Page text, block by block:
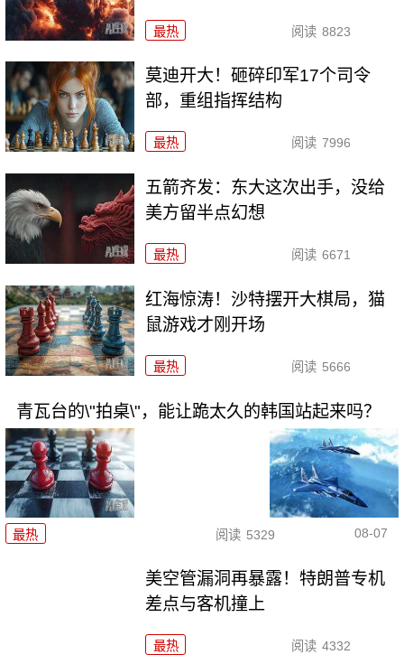
最热 阅读 8823
莫迪开大！砸碎印军17个司令
部，重组指挥结构
最热 阅读 7996
五箭齐发：东大这次出手，没给
美方留半点幻想
最热 阅读 6671
红海惊涛！沙特摆开大棋局，猫
鼠游戏才刚开场
最热 阅读 5666
青瓦台的\"拍桌\"，能让跪太久的韩国站起来吗？
最热 阅读 5329 08-07
美空管漏洞再暴露！特朗普专机
差点与客机撞上
最热 阅读 4332